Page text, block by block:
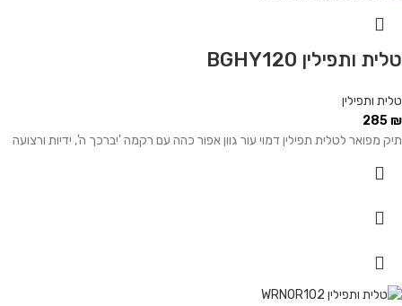
טלית ותפילין BGHY120
טלית ותפילין
285₪
תיק מפואר לטלית תפילין דמוי עור גוון אפור כהה עם רקמה 'יברכך ה', ידיות ורצועה